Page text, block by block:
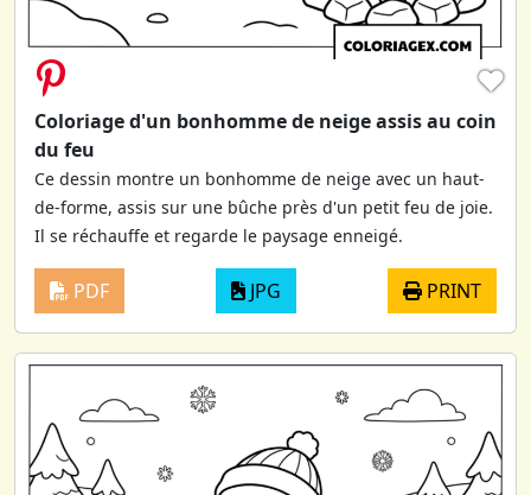
♥
Coloriage d'un bonhomme de neige assis au coin
du feu
Ce dessin montre un bonhomme de neige avec un haut-
de-forme, assis sur une bûche près d'un petit feu de joie.
Il se réchauffe et regarde le paysage enneigé.
PDF JPG PRINT